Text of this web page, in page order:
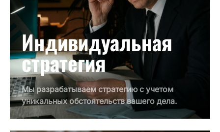
Индивидуальная
стратегия
Мы разрабатываем стратегию с учетом
уникальных обстоятельств вашего дела.